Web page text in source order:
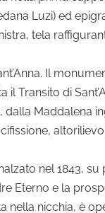
Luzi) ed
tela
Il
il Transito di
Maddalena
nel 1843,
Eterno e la
nella nicchia, è